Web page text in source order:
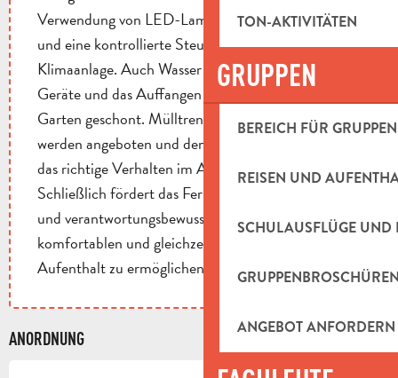
TON-AKTIVITÄTEN
GRUPPEN
BEREICH FÜR GRUPPEN
REISEN UND
SCHULAUSFLÜGE UND
ANGEBOT ANFORDERN
Verwendung von LED-Lampen, Sonnenkollektoren
und eine kontrollierte Steuerung der Heizung und
Klimaanlage. Auch Wasser wird durch sparsame
Geräte und das Auffangen von Regenwasser für den
Garten geschont. Mülltrennung und Kompost
werden angeboten und den Besuchern erklärt, um
das richtige Verhalten im Alltag zu erleichtern.
Schließlich fördert das Ferienhaus einen lokalen
und verantwortungsbewussten Konsum, um einen
komfortablen und gleichzeitig nachhaltigeren
Aufenthalt zu ermöglichen.
ANORDNUNG